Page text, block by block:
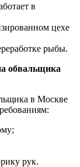
в
цехе
рыбы.
обвальщика
в Москве
рук.